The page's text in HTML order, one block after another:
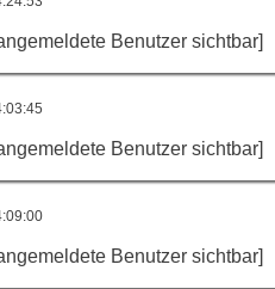
Benutzer sichtbar]
Benutzer sichtbar]
Benutzer sichtbar]